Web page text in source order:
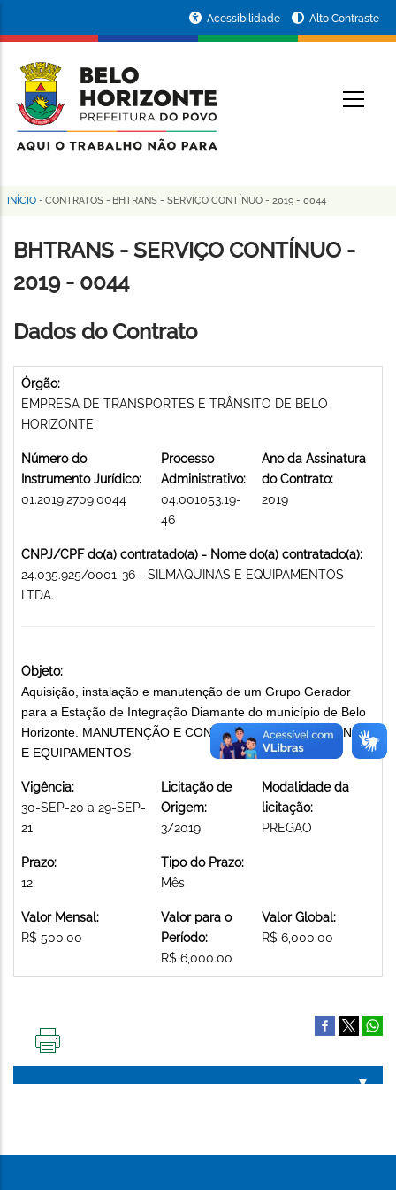
conteúdo
principal
da
Prefeitura
de
Horizonte
Acessibilidade Alto Contraste
Trilha
de
navegação
INÍCIO - CONTRATOS - BHTRANS - SERVIÇO CONTÍNUO - 2019 - 0044
BHTRANS - SERVIÇO CONTÍNUO -
2019 - 0044
Dados do Contrato
Órgão:
EMPRESA DE TRANSPORTES E TRÂNSITO DE BELO
HORIZONTE
Número do
Instrumento Jurídico:
01.2019.2709.0044
Processo
Administrativo:
04.001053.19-
46
Ano da Assinatura
do Contrato:
2019
CNPJ/CPF do(a) contratado(a) - Nome do(a) contratado(a):
24.035.925/0001-36 - SILMAQUINAS E EQUIPAMENTOS
LTDA.
Objeto:
Aquisição, instalação e manutenção de um Grupo Gerador
para a Estação de Integração Diamante do município de Belo
Horizonte. MANUTENÇÃO E CONSERVAÇÃO DE MÁQUINAS
E EQUIPAMENTOS
Vigência:
30-SEP-20 a 29-SEP-
21
Licitação de
Origem:
3/2019
Modalidade da
licitação:
PREGAO
Prazo:
12
Tipo do Prazo:
Mês
Valor Mensal:
R$ 500.00
Valor para o
Período:
R$ 6,000.00
Valor Global:
R$ 6,000.00
PÁGINA